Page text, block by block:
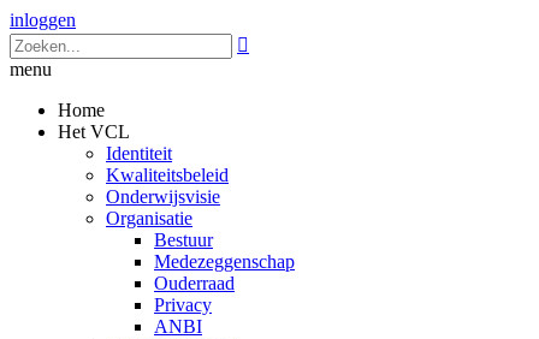
inloggen

menu
Home
Het VCL
Identiteit
Kwaliteitsbeleid
Onderwijsvisie
Organisatie
Bestuur
Medezeggenschap
Ouderraad
Privacy
ANBI